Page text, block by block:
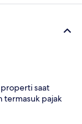
saat
termasuk pajak